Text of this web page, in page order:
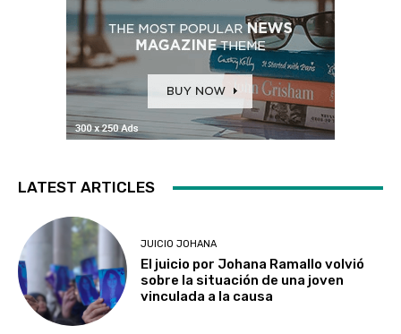
LATEST ARTICLES
JUICIO JOHANA
El juicio por Johana Ramallo volvió
sobre la situación de una joven
vinculada a la causa